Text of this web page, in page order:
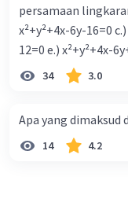
persamaan lingkaran adalah a.)
x²+y²+4x-6y-16=0
12=0 e.) x²+y²+4x-
34 3.0
Apa yang dimaksud
14 4.2